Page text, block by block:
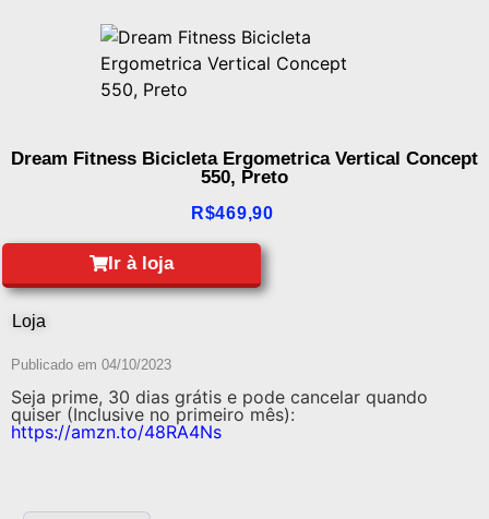
Dream Fitness Bicicleta Ergometrica Vertical Concept
550, Preto
R$469,90
Ir à loja
Loja
Publicado em 04/10/2023
Seja prime, 30 dias grátis e pode cancelar quando
quiser (Inclusive no primeiro mês):
https://amzn.to/48RA4Ns